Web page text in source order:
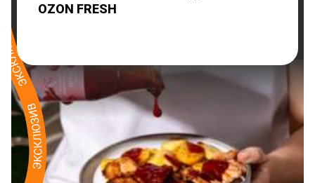
OZON FRESH